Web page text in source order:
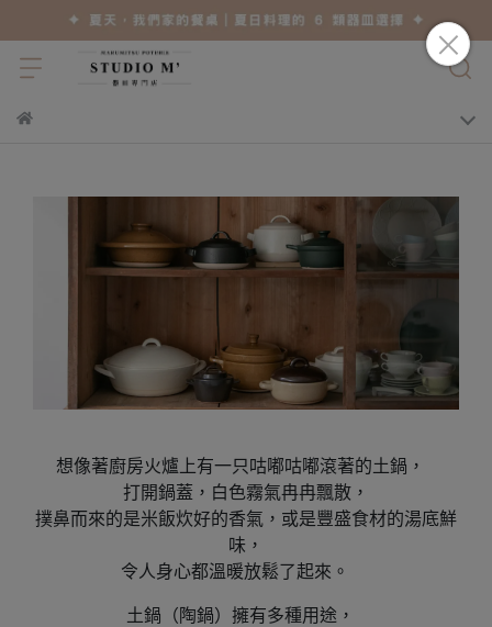
想像著廚房火爐上有一只咕嘟咕嘟滾著的土鍋，
打開鍋蓋，白色霧氣冉冉飄散，
撲鼻而來的是米飯炊好的香氣，或是豐盛食材的湯底鮮
味，
令人身心都溫暖放鬆了起來。
土鍋（陶鍋）擁有多種用途，